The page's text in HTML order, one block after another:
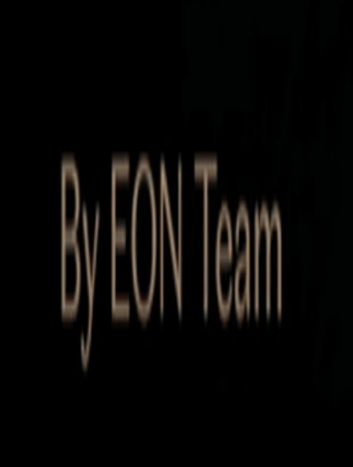
Startup Database